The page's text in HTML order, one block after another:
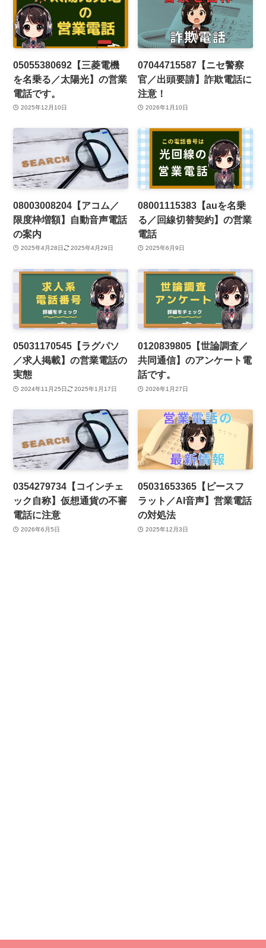
05055380692【三菱電機
を名乗る／太陽光】の営業
電話です。
2025年12月10日
07044715587【ニセ警察
官／出頭要請】詐欺電話に
注意！
2026年1月10日
08003008204【アコム／
限度枠増額】自動音声電話
の案内
2025年4月28日 2025年4月29日
08001115383【auを名乗
る／回線切替契約】の営業
電話
2025年6月9日
05031170545【ラグパソ
／求人掲載】の営業電話の
実態
2024年11月25日 2025年1月17日
0120839805【世論調査／
共同通信】のアンケート電
話です。
2026年1月27日
0354279734【コインチェ
ック自称】仮想通貨の不審
電話に注意
2026年6月5日
05031653365【ピースフ
ラット／AI音声】営業電話
の対処法
2025年12月3日